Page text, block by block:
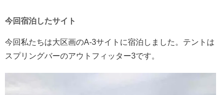
今回宿泊したサイト
今回私たちは大区画のA-3サイトに宿泊しました。テントは
スプリングバーのアウトフィッター3です。